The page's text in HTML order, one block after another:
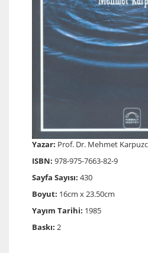
Yazar: Prof. Dr. Mehmet
ISBN: 978-975-7663-82-9
Sayfa Sayısı: 430
Boyut: 16cm x 23.50cm
Yayım Tarihi: 1985
Baskı: 2